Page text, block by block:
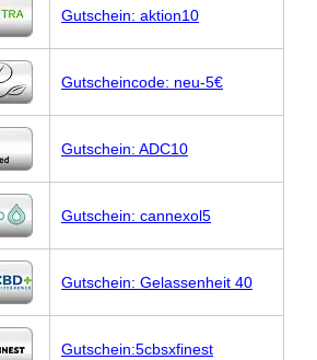
Gutschein: aktion10
Gutscheincode: neu-5€
Gutschein: ADC10
Gutschein: cannexol5
Gutschein: Gelassenheit 40
Gutschein:5cbsxfinest